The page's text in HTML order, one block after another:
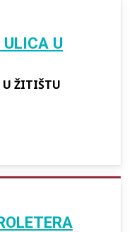
ULICA U
U ŽITIŠTU